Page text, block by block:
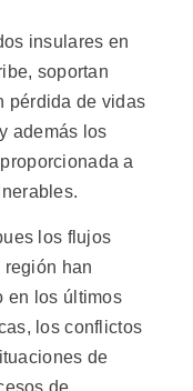
insulares en
soportan
pérdida de vidas
además los
a
los flujos
han
en los últimos
los conflictos
de
de